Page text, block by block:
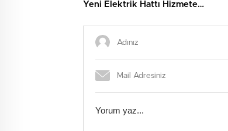
Yeni Elektrik Hattı Hizmete